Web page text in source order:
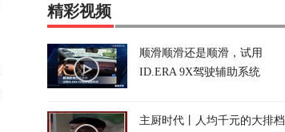
精彩视频
顺滑顺滑还是顺滑，试用
ID.ERA 9X驾驶辅助系统
主厨时代丨人均千元的大排档